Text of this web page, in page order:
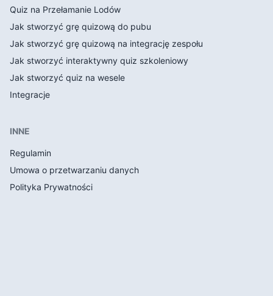
Quiz na Przełamanie Lodów
Jak stworzyć grę quizową do pubu
Jak stworzyć grę quizową na integrację zespołu
Jak stworzyć interaktywny quiz szkoleniowy
Jak stworzyć quiz na wesele
Integracje
INNE
Regulamin
Umowa o przetwarzaniu danych
Polityka Prywatności